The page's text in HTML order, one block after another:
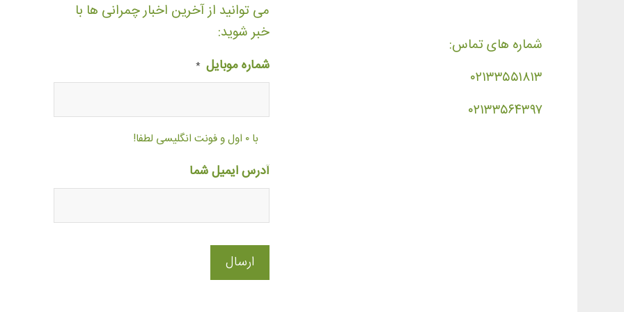
شماره های تماس:
۰۲۱۳۳۵۵۱۸۱۳
۰۲۱۳۳۵۶۴۳۹۷
می توانید از آخرین اخبار چمرانی ها با
خبر شوید:
شماره موبایل *
با ۰ اول و فونت انگلیسی لطفا!
آدرس ایمیل شما